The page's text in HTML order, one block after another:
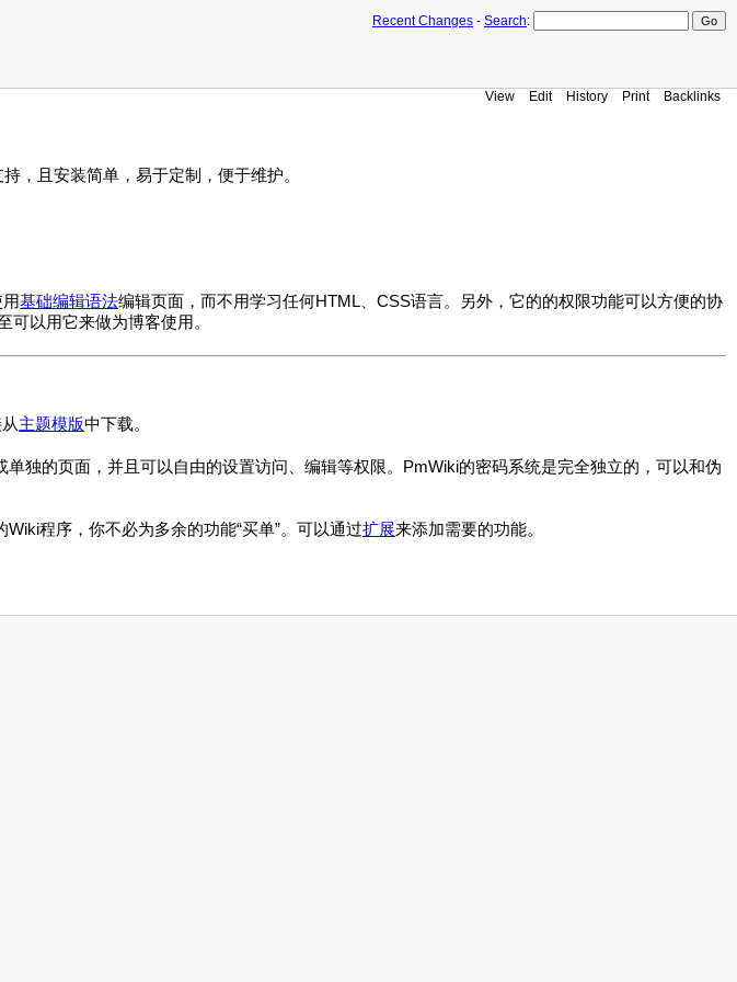
Recent Changes - Search:
View Edit History Print Backlinks
，且安装简单，易于定制，便于维护。
基础编辑语法编辑页面，而不用学习任何HTML、CSS语言。另外，它的的权限功能可以方便的协
以用它来做为博客使用。
主题模版中下载。
独的页面，并且可以自由的设置访问、编辑等权限。PmWiki的密码系统是完全独立的，可以和伪
程序，你不必为多余的功能“买单”。可以通过扩展来添加需要的功能。